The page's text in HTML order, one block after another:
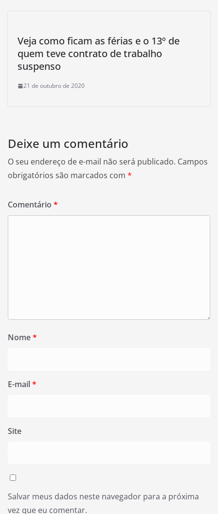
Veja como ficam as férias e o 13º de
quem teve contrato de trabalho
suspenso
21 de outubro de 2020
Deixe um comentário
O seu endereço de e-mail não será publicado. Campos
obrigatórios são marcados com *
Comentário *
Nome*
E-mail*
Site
Salvar meus dados neste navegador para a próxima
vez que eu comentar.